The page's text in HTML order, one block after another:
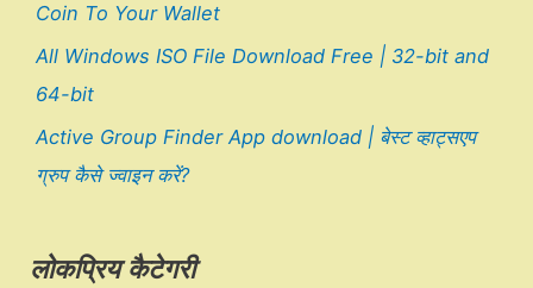
Coin To Your Wallet
All Windows ISO File Download Free | 32-bit and
64-bit
Active Group Finder App download | बेस्ट व्हाट्सएप
ग्रुप कैसे ज्वाइन करें?
लोकप्रिय कैटेगरी